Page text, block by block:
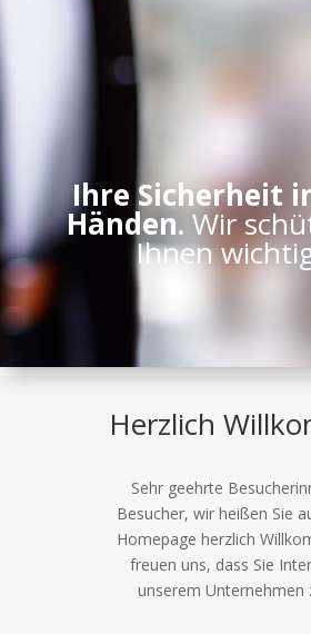
Ihre Sicherheit
Händen. Wir
Ihnen
Herzlich
Sehr geehrte
Besucher, wir heißen Sie
Homepage herzlich
freuen uns, dass Sie
unserem Unternehmen